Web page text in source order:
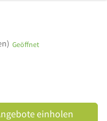
Geöffnet
einholen